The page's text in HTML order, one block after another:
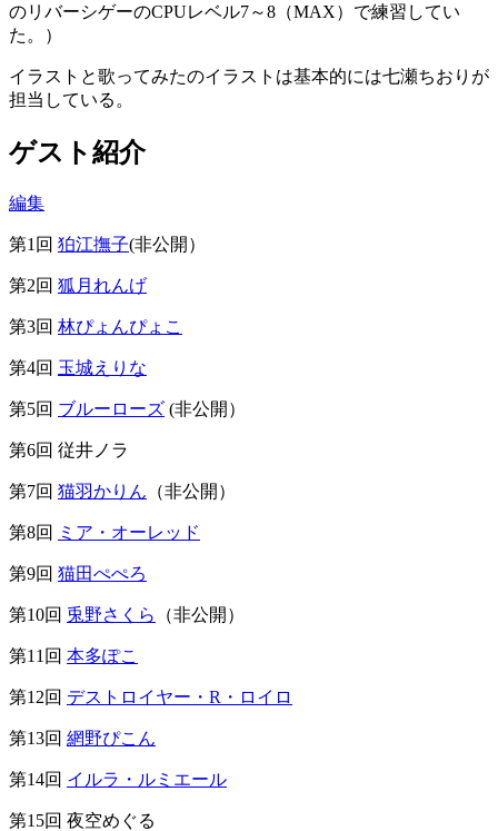
のリバーシゲーのCPUレベル7～8（MAX）で練習してい
た。）
イラストと歌ってみたのイラストは基本的には七瀬ちおりが
担当している。
ゲスト紹介
編集
第1回 狛江撫子(非公開）
第2回 狐月れんげ
第3回 林ぴょんぴょこ
第4回 玉城えりな
第5回 ブルーローズ (非公開）
第6回 従井ノラ
第7回 猫羽かりん （非公開）
第8回 ミア・オーレッド
第9回 猫田ぺぺろ
第10回 兎野さくら （非公開）
第11回 本多ぽこ
第12回 デストロイヤー・R・ロイロ
第13回 網野ぴこん
第14回 イルラ・ルミエール
第15回 夜空めぐる